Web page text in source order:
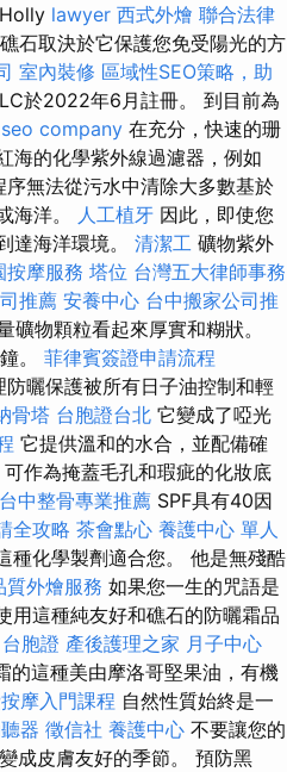
lawyer 西式外燴 聯合法律
石取決於它保護您免受陽光的方
室內裝修 區域性SEO策略，助
於2022年6月註冊。 到目前為
seo company 在充分，快速的珊
海的化學紫外線過濾器，例如
無法從污水中清除大多數基於
海洋。
人工植牙 因此，即使您
達海洋環境。 清潔工 礦物紫外
按摩服務 塔位 台灣五大律師事務
推薦 安養中心 台中搬家公司推
物顆粒看起來厚實和糊狀。
。 菲律賓簽證申請流程
曬保護被所有日子油控制和輕
骨塔 台胞證台北 它變成了啞光
它提供溫和的水合，並配備確
作為掩蓋毛孔和瑕疵的化妝底
台中整骨專業推薦 SPF具有40因
全攻略 茶會點心 養護中心 單人
種化學製劑適合您。 他是無殘酷
質外燴服務 如果您一生的咒語是
用這種純友好和礁石的防曬霜品
台胞證 產後護理之家 月子中心
的這種美由摩洛哥堅果油，有機
摩入門課程 自然性質始終是一
器 徵信社 養護中心 不要讓您的
成皮膚友好的季節。 預防黑